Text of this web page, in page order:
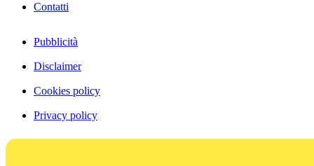
Contatti
Pubblicità
Disclaimer
Cookies policy
Privacy policy